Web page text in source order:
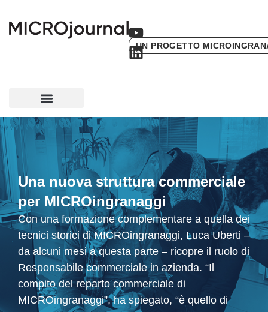
UN PROGETTO
Una nuova struttura commerciale
per MICROingranaggi
Con una formazione complementare a quella dei
tecnici storici di MICROingranaggi, Luca Uberti –
da alcuni mesi a questa parte – ricopre il ruolo di
Responsabile commerciale in azienda. “Il
compito del reparto commerciale di
MICROingranaggi”, ha spiegato, “è quello di